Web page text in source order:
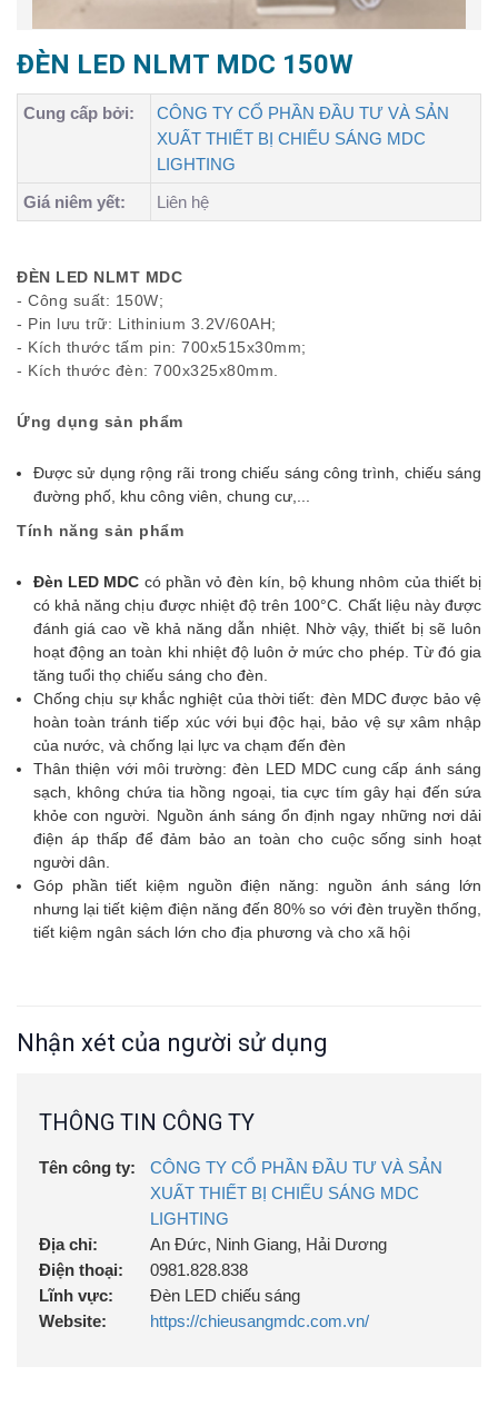
ĐÈN LED NLMT MDC 150W
Cung cấp bởi:
CÔNG TY CỔ PHẦN ĐẦU TƯ VÀ SẢN
XUẤT THIẾT BỊ CHIẾU SÁNG MDC
LIGHTING
Giá niêm yết:
Liên hệ
ĐÈN LED NLMT MDC
- Công suất: 150W;
- Pin lưu trữ: Lithinium 3.2V/60AH;
- Kích thước tấm pin: 700x515x30mm;
- Kích thước đèn: 700x325x80mm.
Ứng dụng sản phẩm
Được sử dụng rộng rãi trong chiếu sáng công trình, chiếu sáng
đường phố, khu công viên, chung cư,...
Tính năng sản phẩm
Đèn LED MDC có phần vỏ đèn kín, bộ khung nhôm của thiết bị
có khả năng chịu được nhiệt độ trên 100°C. Chất liệu này được
đánh giá cao về khả năng dẫn nhiệt. Nhờ vậy, thiết bị sẽ luôn
hoạt động an toàn khi nhiệt độ luôn ở mức cho phép. Từ đó gia
tăng tuổi thọ chiếu sáng cho đèn.
Chống chịu sự khắc nghiệt của thời tiết: đèn MDC được bảo vệ
hoàn toàn tránh tiếp xúc với bụi độc hại, bảo vệ sự xâm nhập
của nước, và chống lại lực va chạm đến đèn
Thân thiện với môi trường: đèn LED MDC cung cấp ánh sáng
sạch, không chứa tia hồng ngoại, tia cực tím gây hại đến sứa
khỏe con người. Nguồn ánh sáng ổn định ngay những nơi dải
điện áp thấp để đảm bảo an toàn cho cuộc sống sinh hoạt
người dân.
Góp phần tiết kiệm nguồn điện năng: nguồn ánh sáng lớn
nhưng lại tiết kiệm điện năng đến 80% so với đèn truyền thống,
tiết kiệm ngân sách lớn cho địa phương và cho xã hội
Nhận xét của người sử dụng
THÔNG TIN CÔNG TY
Tên công ty:
CÔNG TY CỔ PHẦN ĐẦU TƯ VÀ SẢN
XUẤT THIẾT BỊ CHIẾU SÁNG MDC
LIGHTING
Địa chỉ:
An Đức, Ninh Giang, Hải Dương
Điện thoại:
0981.828.838
Lĩnh vực:
Đèn LED chiếu sáng
Website:
https://chieusangmdc.com.vn/